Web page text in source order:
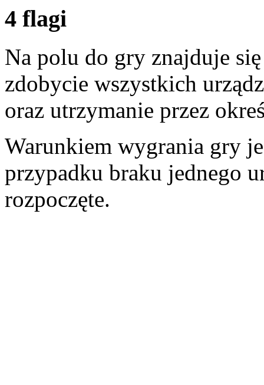
4 flagi
Na polu do gry znajduje
zdobycie wszystkich
oraz utrzymanie przez
Warunkiem wygrania gry
przypadku braku jednego
rozpoczęte.